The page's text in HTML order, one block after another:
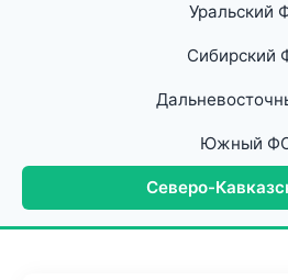
Уральский
Сибирский
Южный
Северо-